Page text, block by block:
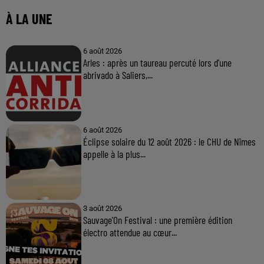
À LA UNE
6 août 2026
Arles : après un taureau percuté lors d'une
abrivado à Saliers,...
6 août 2026
Éclipse solaire du 12 août 2026 : le CHU de Nîmes
appelle à la plus...
3 août 2026
Sauvage'On Festival : une première édition
électro attendue au cœur...